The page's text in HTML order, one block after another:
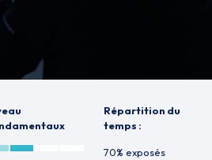
Répartition du
temps :
70% exposés